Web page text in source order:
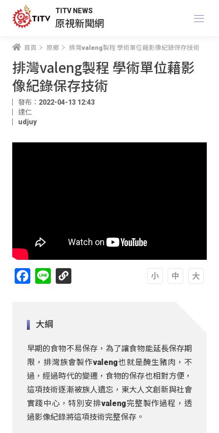
TITV NEWS
原視新聞網
首頁 原鄉 排灣valeng製程 學術單位藉影像紀錄保存技術
排灣valeng製程 學術單位藉影
像紀錄保存技術
發布：2022-04-13 12:43
達仁
udjuy
Facebook
Line
大綱
早期的食物不易保存，為了讓食物能延長保存期
限，排灣族會製作valeng也就是醃生豬肉，不
過，經過時代的變遷，食物的保存也相對方便，
這項技術逐漸被族人遺忘，東大人文創新與社會
實踐中心，特別安排valeng完整製作過程，透
過影像紀錄將這項技術完整保存。